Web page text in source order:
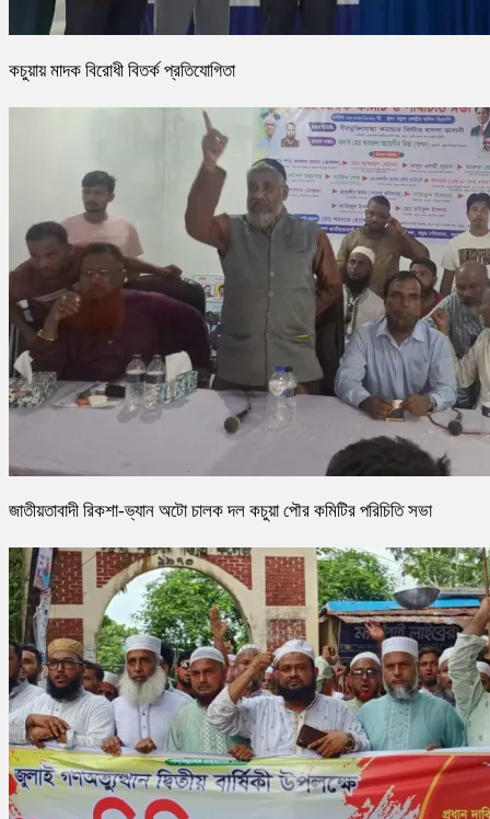
কচুয়ায় মাদক বিরোধী বিতর্ক প্রতিযোগিতা
জাতীয়তাবাদী রিকশা-ভ্যান অটো চালক দল কচুয়া পৌর কমিটির পরিচিতি সভা